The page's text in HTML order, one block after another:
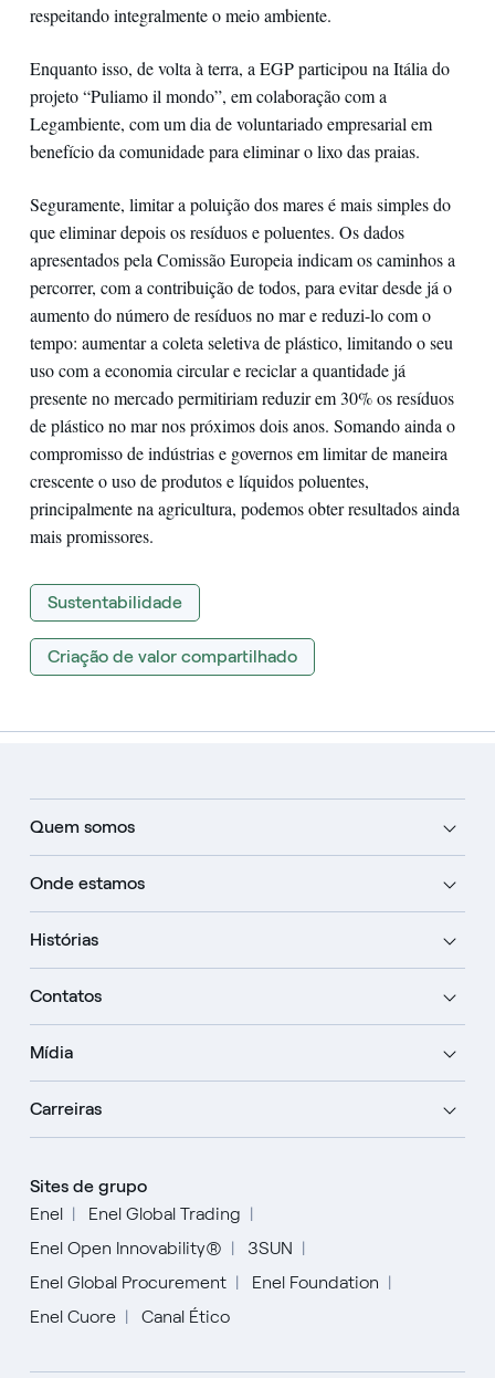
respeitando integralmente o meio ambiente.
Enquanto isso, de volta à terra, a EGP participou na Itália do
projeto “Puliamo il mondo”, em colaboração com a
Legambiente, com um dia de voluntariado empresarial em
benefício da comunidade para eliminar o lixo das praias.
Seguramente, limitar a poluição dos mares é mais simples do
que eliminar depois os resíduos e poluentes. Os dados
apresentados pela Comissão Europeia indicam os caminhos a
percorrer, com a contribuição de todos, para evitar desde já o
aumento do número de resíduos no mar e reduzi-lo com o
tempo: aumentar a coleta seletiva de plástico, limitando o seu
uso com a economia circular e reciclar a quantidade já
presente no mercado permitiriam reduzir em 30% os resíduos
de plástico no mar nos próximos dois anos. Somando ainda o
compromisso de indústrias e governos em limitar de maneira
crescente o uso de produtos e líquidos poluentes,
principalmente na agricultura, podemos obter resultados ainda
mais promissores.
Sustentabilidade
Criação de valor compartilhado
Quem somos
Onde estamos
Histórias
Contatos
Mídia
Carreiras
Sites de grupo
Enel
Enel Global Trading
Enel Open Innovability®
3SUN
Enel Global Procurement
Enel Foundation
Enel Cuore
Canal Ético